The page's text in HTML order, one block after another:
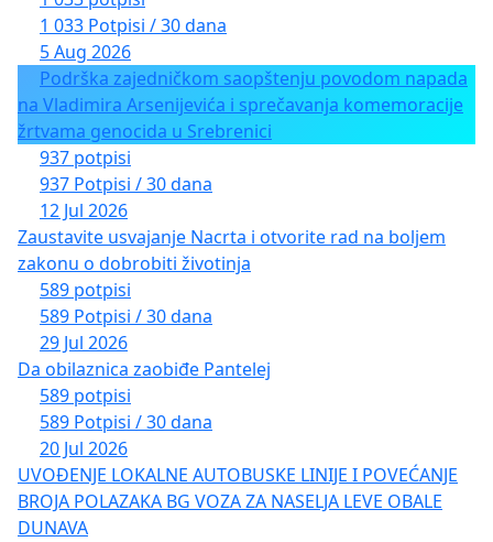
1 033 Potpisi / 30 dana
5 Aug 2026
Podrška zajedničkom saopštenju povodom napada
na Vladimira Arsenijevića i sprečavanja komemoracije
žrtvama genocida u Srebrenici
937 potpisi
937 Potpisi / 30 dana
12 Jul 2026
Zaustavite usvajanje Nacrta i otvorite rad na boljem
zakonu o dobrobiti životinja
589 potpisi
589 Potpisi / 30 dana
29 Jul 2026
Da obilaznica zaobiđe Pantelej
589 potpisi
589 Potpisi / 30 dana
20 Jul 2026
UVOĐENJE LOKALNE AUTOBUSKE LINIJE I POVEĆANJE
BROJA POLAZAKA BG VOZA ZA NASELJA LEVE OBALE
DUNAVA